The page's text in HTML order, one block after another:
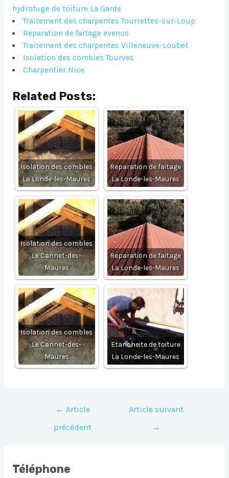
hydrofuge de toiture La Garde
Traitement des charpentes Tourrettes-sur-Loup
Reparation de faitage evenos
Traitement des charpentes Villeneuve-Loubet
Isolation des combles Tourves
Charpentier Nice
Related Posts:
Isolation des combles
La Londe-les-Maures
Reparation de faitage
La Londe-les-Maures
Isolation des combles
Le Cannet-des-
Maures
Reparation de faitage
La Londe-les-Maures
Isolation des combles
Le Cannet-des-
Maures
Etancheite de toiture
La Londe-les-Maures
Navigation
l’article
← Article
précédent
Article suivant
→
Téléphone